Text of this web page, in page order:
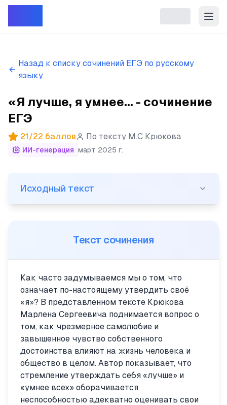
Назад к списку сочинений ЕГЭ по русскому
языку
«Я лучше, я умнее... - сочинение
ЕГЭ
21/22 баллов По тексту М.С Крюкова
ИИ-генерация март 2025 г.
(1)«Я лучше, я умнее всех». (2)Человек такой
Исходный текст
Текст сочинения
Как часто задумываемся мы о том, что
означает по-настоящему утвердить своё
«я»? В представленном тексте Крюкова
Марлена Сергеевича поднимается вопрос о
том, как чрезмерное самолюбие и
завышенное чувство собственного
достоинства влияют на жизнь человека и
общество в целом. Автор показывает, что
стремление утверждать себя «лучше» и
«умнее всех» оборачивается
неспособностью адекватно оценивать свои